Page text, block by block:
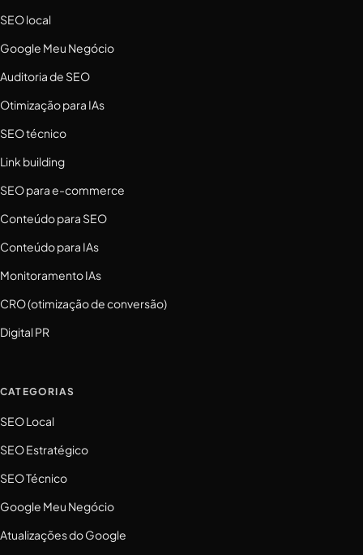
SEO local
Google Meu Negócio
Auditoria de SEO
Otimização para IAs
SEO técnico
Link building
SEO para e-commerce
Conteúdo para SEO
Conteúdo para IAs
Monitoramento IAs
CRO (otimização de conversão)
Digital PR
CATEGORIAS
SEO Local
SEO Estratégico
SEO Técnico
Google Meu Negócio
Atualizações do Google